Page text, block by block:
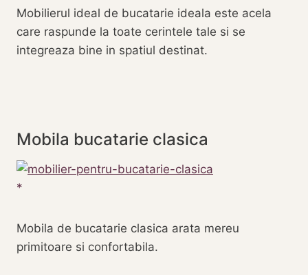
Mobilierul ideal de bucatarie ideala este acela
care raspunde la toate cerintele tale si se
integreaza bine in spatiul destinat.
Mobila bucatarie clasica
Mobila de bucatarie clasica arata mereu
primitoare si confortabila.